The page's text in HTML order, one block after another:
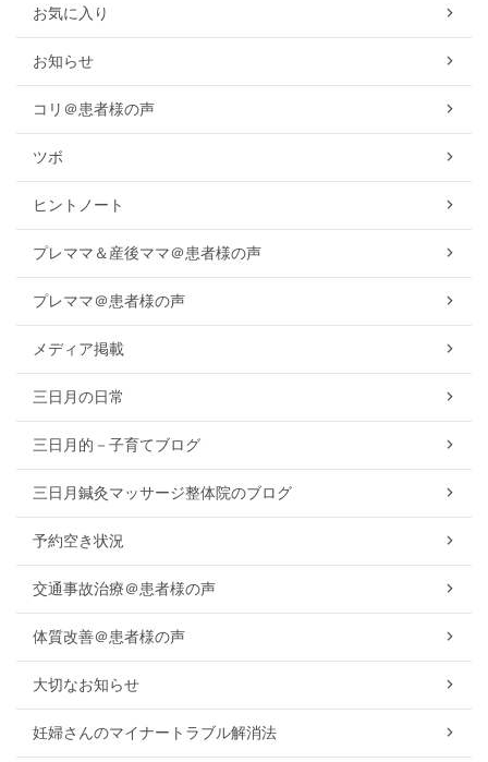
お気に入り
お知らせ
コリ＠患者様の声
ツボ
ヒントノート
プレママ＆産後ママ＠患者様の声
プレママ＠患者様の声
メディア掲載
三日月の日常
三日月的－子育てブログ
三日月鍼灸マッサージ整体院のブログ
予約空き状況
交通事故治療＠患者様の声
体質改善＠患者様の声
大切なお知らせ
妊婦さんのマイナートラブル解消法